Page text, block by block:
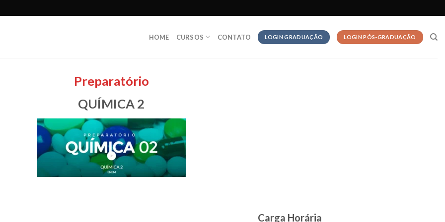
HOME CURSOS CONTATO LOGIN GRADUAÇÃO LOGIN PÓS-GRADUAÇÃO
Preparatório
QUÍMICA 2
Carga Horária